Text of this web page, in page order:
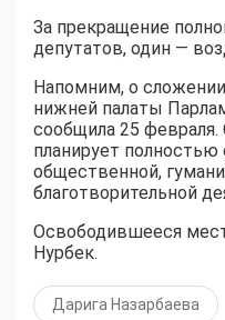
За прекращение
депутатов, один —
Напомним, о
нижней палаты
сообщила 25 февраля.
планирует полностью
общественной,
благотворительной
Освободившееся
Нурбек.
Дарига Назарбаева